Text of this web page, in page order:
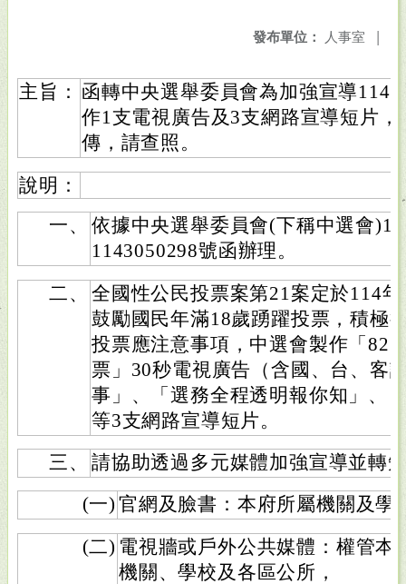
發布單位： 人事室 |
主旨： 函轉中央選舉委員會為加強宣導114
作1支電視廣告及3支網路宣導短片
傳，請查照。
說明：
一、
依據中央選舉委員會(下稱中選會
1143050298號函辦理。
二、
全國性公民投票案第21案定於114
鼓勵國民年滿18歲踴躍投票，積極
投票應注意事項，中選會製作「
票」30秒電視廣告（含國、台、客
事」、「選務全程透明報你知」、
等3支網路宣導短片。
三、
請協助透過多元媒體加強宣導並轉
(一) 官網及臉書：本府所屬機關及學
(二) 電視牆或戶外公共媒體：權管本
機關、學校及各區公所，